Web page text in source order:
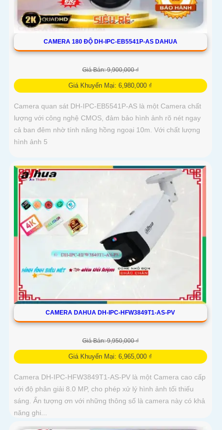
CAMERA 180 ĐỘ DH-IPC-EB5541P-AS DAHUA
Giá Bán: 9,900,000 ₫
Giá Khuyến Mại: 6,980,000 ₫
Camera quan sát DH-IPC-EB5541P-AS là một Camera chất
lượng với công nghệ CMOS, đảm bảo hình ảnh rõ nét ngay
cả ban đêm nhờ tính năng hồng ngoại 10m. Với chất lượng
hình ảnh 5
CAMERA DAHUA DH-IPC-HFW3849T1-AS-PV
Giá Bán: 9,950,000 ₫
Giá Khuyến Mại: 6,965,000 ₫
Camera DH-IPC-HFW3849T1-AS-PV là một Camera cao cấp
với độ phân giải 8.0 MP, cho phép xử lý hình ảnh tối thiếu
sáng. Ấn tượng ơn với những thông số là camera này có khả
năng ghi...